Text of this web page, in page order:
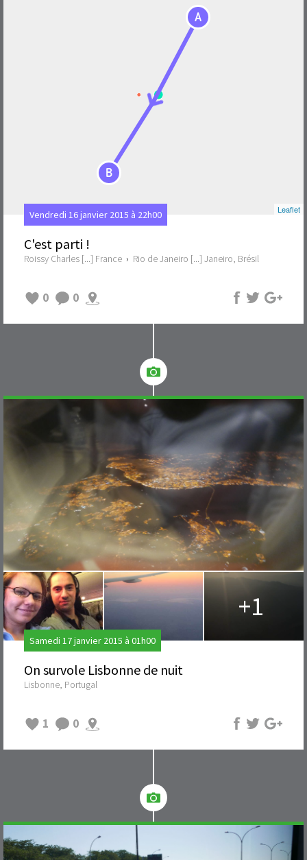
A
B
Leaflet
Vendredi 16 janvier 2015 à 22h00
C'est parti !
Roissy Charles [...] France › Rio de Janeiro [...] Janeiro, Brésil
0 0
+1
Samedi 17 janvier 2015 à 01h00
On survole Lisbonne de nuit
Lisbonne, Portugal
1 0